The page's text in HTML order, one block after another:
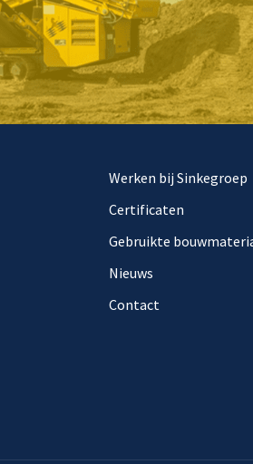
Werken bij Sinkegroep
Certificaten
Gebruikte
Nieuws
Contact